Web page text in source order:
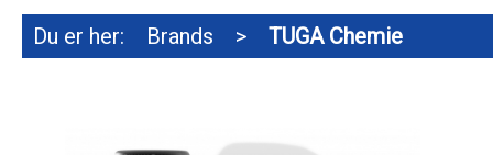
Du er her: Brands > TUGA Chemie